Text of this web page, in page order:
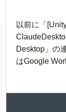
以前に「
Desktop」の
はGoogle